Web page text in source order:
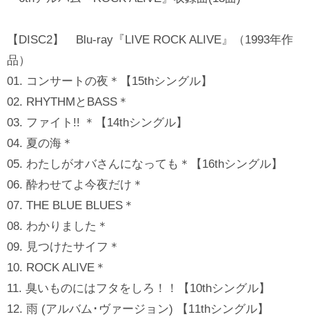
【DISC2】 Blu-ray『LIVE ROCK ALIVE』（1993年作
品）
01. コンサートの夜＊【15thシングル】
02. RHYTHMとBASS＊
03. ファイト!! ＊【14thシングル】
04. 夏の海＊
05. わたしがオバさんになっても＊【16thシングル】
06. 酔わせてよ今夜だけ＊
07. THE BLUE BLUES＊
08. わかりました＊
09. 見つけたサイフ＊
10. ROCK ALIVE＊
11. 臭いものにはフタをしろ！！【10thシングル】
12. 雨 (アルバム･ヴァージョン) 【11thシングル】